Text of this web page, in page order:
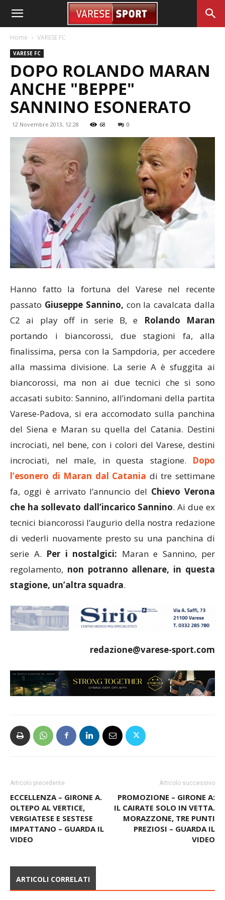
Home VARESE FC
VARESE FC
DOPO ROLANDO MARAN
ANCHE "BEPPE"
SANNINO ESONERATO
12 Novembre 2013, 12:28 68 0
Hanno fatto la fortuna del Varese nel recente
passato Giuseppe Sannino, con la cavalcata dalla
C2 ai play off in serie B, e
Rolando Maran
portando i biancorossi, due stagioni fa, alla
finalissima, persa con la Sampdoria, per accedere
alla massima divisione. La serie A è sfuggita ai
biancorossi, ma non ai due tecnici che si sono
accasati subito: Sannino, all’indomani della partita
Varese-Padova, si era accomodato sulla panchina
del Siena e Maran su quella del Catania. Destini
incrociati, nel bene, con i colori del Varese, destini
incrociati, nel male, in questa stagione. Dopo
l’esonero di Maran dal Catania di tre settimane
fa, oggi è arrivato l’annuncio del Chievo Verona
che ha sollevato dall’incarico Sannino. Ai due ex
tecnici biancorossi l’augurio della nostra redazione
di vederli nuovamente presto su una panchina di
serie A. Per i nostalgici: Maran e Sannino, per
regolamento, non potranno allenare, in questa
stagione, un’altra squadra.
redazione@varese-sport.com
Articolo precedente
ECCELLENZA – GIRONE A.
OLTEPO AL VERTICE,
VERGIATESE E SESTESE
IMPATTANO – GUARDA IL
VIDEO
Articolo successivo
PROMOZIONE – GIRONE A:
IL CAIRATE SOLO IN VETTA.
MORAZZONE, TRE PUNTI
PREZIOSI – GUARDA IL
VIDEO
ARTICOLI CORRELATI